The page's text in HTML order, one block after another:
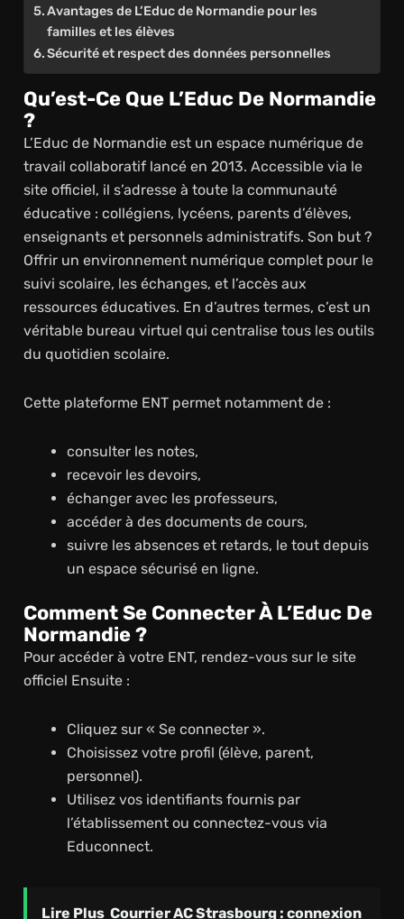
Avantages de L’Educ de Normandie pour les
familles et les élèves
Sécurité et respect des données personnelles
Qu’est-Ce Que L’Educ De Normandie
?
L’Educ de Normandie est un espace numérique de
travail collaboratif lancé en 2013. Accessible via le
site officiel, il s’adresse à toute la communauté
éducative : collégiens, lycéens, parents d’élèves,
enseignants et personnels administratifs. Son but ?
Offrir un environnement numérique complet pour le
suivi scolaire, les échanges, et l’accès aux
ressources éducatives. En d’autres termes, c’est un
véritable bureau virtuel qui centralise tous les outils
du quotidien scolaire.
Cette plateforme ENT permet notamment de :
consulter les notes,
recevoir les devoirs,
échanger avec les professeurs,
accéder à des documents de cours,
suivre les absences et retards, le tout depuis
un espace sécurisé en ligne.
Comment Se Connecter À L’Educ De
Normandie ?
Pour accéder à votre ENT, rendez-vous sur le site
officiel Ensuite :
Cliquez sur « Se connecter ».
Choisissez votre profil (élève, parent,
personnel).
Utilisez vos identifiants fournis par
l’établissement ou connectez-vous via
Educonnect.
Lire Plus Courrier AC Strasbourg : connexion